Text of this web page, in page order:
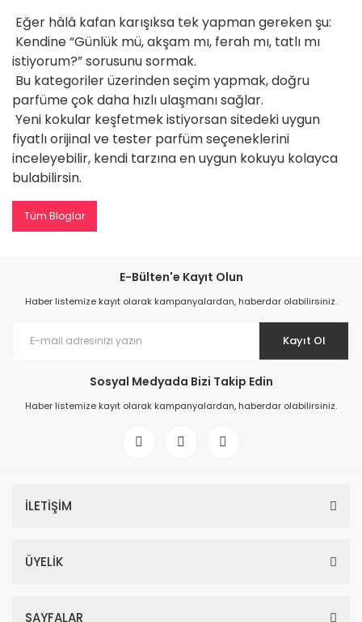
Eğer hâlâ kafan karışıksa tek yapman gereken şu:
Kendine “Günlük mü, akşam mı, ferah mı, tatlı mı
istiyorum?” sorusunu sormak.
Bu kategoriler üzerinden seçim yapmak, doğru
parfüme çok daha hızlı ulaşmanı sağlar.
Yeni kokular keşfetmek istiyorsan sitedeki uygun
fiyatlı orijinal ve tester parfüm seçeneklerini
inceleyebilir, kendi tarzına en uygun kokuyu kolayca
bulabilirsin.
Tüm Bloglar
E-Bülten'e Kayıt Olun
Haber listemize kayıt olarak kampanyalardan, haberdar olabilirsiniz.
Kayıt Ol
Sosyal Medyada Bizi Takip Edin
Haber listemize kayıt olarak kampanyalardan, haberdar olabilirsiniz.
İLETİŞİM
ÜYELİK
SAYFALAR